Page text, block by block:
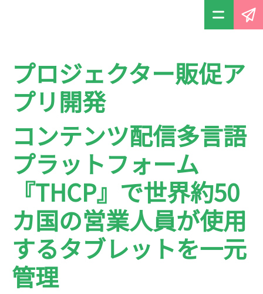
プロジェクター販促ア
プリ開発
コンテンツ配信多言語
プラットフォーム
『THCP』で世界約50
カ国の営業人員が使用
するタブレットを一元
管理